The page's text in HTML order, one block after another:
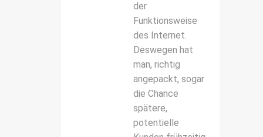
der
Funktionsweise
des Internet.
Deswegen hat
man, richtig
angepackt, sogar
die Chance
spätere,
potentielle